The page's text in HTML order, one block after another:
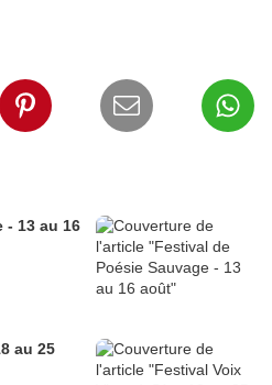
- 13 au 16
au 25